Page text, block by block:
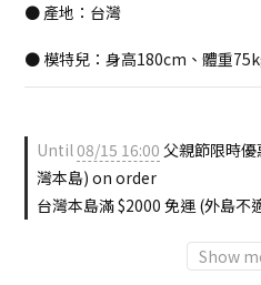
● 產地：台灣
● 模特兒：身高180cm、體重
Until08/15 16:00 父親節限時
灣本島) on order
台灣本島滿 $2000 免運 (外島
Show